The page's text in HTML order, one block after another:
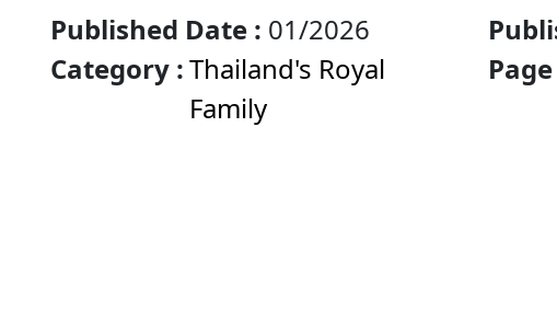
Published Date : 01/2026
(ประ
Category :Thailand's Royal
Family